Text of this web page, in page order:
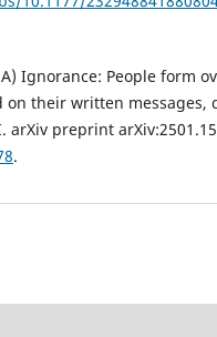
Ignorance: People form
on their written messages,
preprint
.